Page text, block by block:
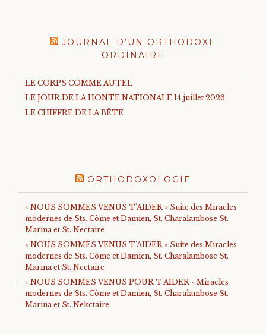
JOURNAL D’UN ORTHODOXE
ORDINAIRE
LE CORPS COMME AUTEL
LE JOUR DE LA HONTE NATIONALE 14 juillet 2026
LE CHIFFRE DE LA BÊTE
ORTHODOXOLOGIE
« NOUS SOMMES VENUS T'AIDER » Suite des Miracles
modernes de Sts. Côme et Damien, St. Charalambose St.
Marina et St. Nectaire
« NOUS SOMMES VENUS T'AIDER » Suite des Miracles
modernes de Sts. Côme et Damien, St. Charalambose St.
Marina et St. Nectaire
« NOUS SOMMES VENUS POUR T'AIDER » Miracles
modernes de Sts. Côme et Damien, St. Charalambose St.
Marina et St. Nekctaire